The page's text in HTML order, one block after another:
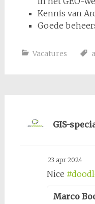
Kennis van
Goede
Vacatures
GIS-
23 apr 2024
Nice
Marco